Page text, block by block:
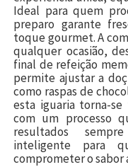
Ideal para quem
preparo garante
toque gourmet. A
qualquer ocasião,
final de refeição
permite ajustar a
como raspas de
esta iguaria torna-se
com um processo
resultados
inteligente para
comprometer o sabor